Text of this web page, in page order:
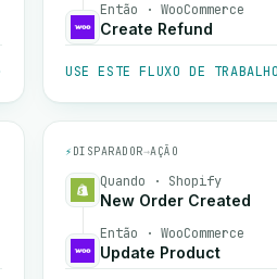
Então · WooCommerce
Create Refund
USE ESTE FLUXO DE
⚡ DISPARADOR→AÇÃO
Quando · Shopify
New Order Created
Então · WooCommerce
Update Product